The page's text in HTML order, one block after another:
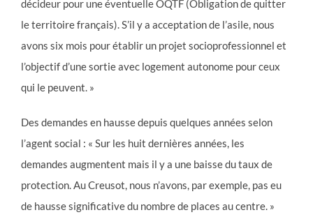
décideur pour une éventuelle OQTF (Obligation de quitter
le territoire français). S’il y a acceptation de l’asile, nous
avons six mois pour établir un projet socioprofessionnel et
l’objectif d’une sortie avec logement autonome pour ceux
qui le peuvent. »
Des demandes en hausse depuis quelques années selon
l’agent social : « Sur les huit dernières années, les
demandes augmentent mais il y a une baisse du taux de
protection. Au Creusot, nous n’avons, par exemple, pas eu
de hausse significative du nombre de places au centre. »